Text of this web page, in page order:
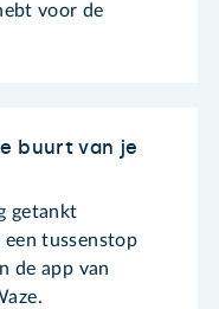
voor de
buurt van je
getankt
tussenstop
de app van